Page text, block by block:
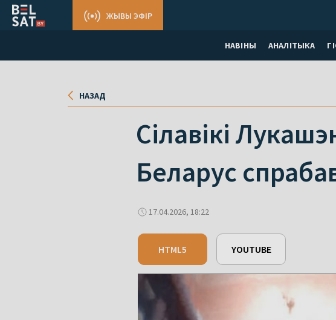
НАВІНЫ АНАЛІТЫКА
ЖЫВЫ ЭФІР
НАЗАД
Сілавікі
Беларус
17.04.2026, 18:22
HTML5 YOUTUBE